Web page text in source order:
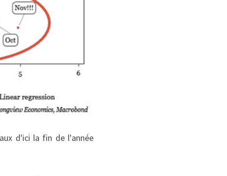
d'ici la fin de l'année